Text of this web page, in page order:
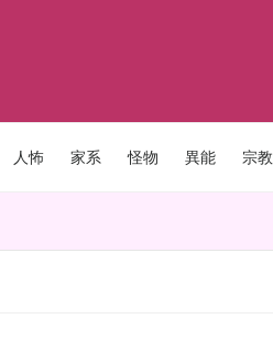
人怖 家系 怪物 異能 宗教